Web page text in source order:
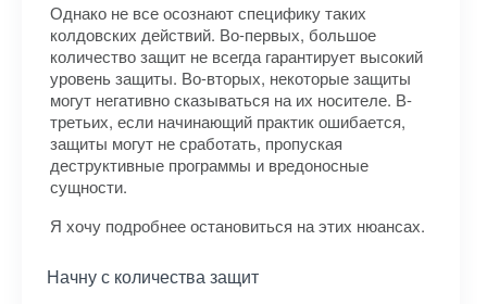
Однако не все осознают специфику таких
колдовских действий. Во-первых, большое
количество защит не всегда гарантирует высокий
уровень защиты. Во-вторых, некоторые защиты
могут негативно сказываться на их носителе. В-
третьих, если начинающий практик ошибается,
защиты могут не сработать, пропуская
деструктивные программы и вредоносные
сущности.
Я хочу подробнее остановиться на этих нюансах.
Начну с количества защит